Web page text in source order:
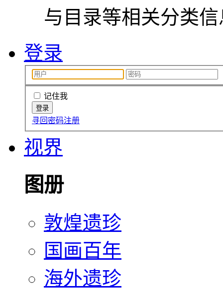
与目录等相关分类
登录
记住我
寻回密码注册
视界
图册
敦煌遗珍
国画百年
海外遗珍